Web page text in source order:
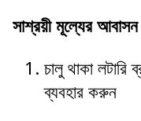
সাশ্রয়ী মূল্যের আবাসন
চালু থাকা
ব্যবহার করুন